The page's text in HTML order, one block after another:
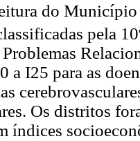
do Município
pela 10
Problemas
a I25 para as
Os distritos
índices